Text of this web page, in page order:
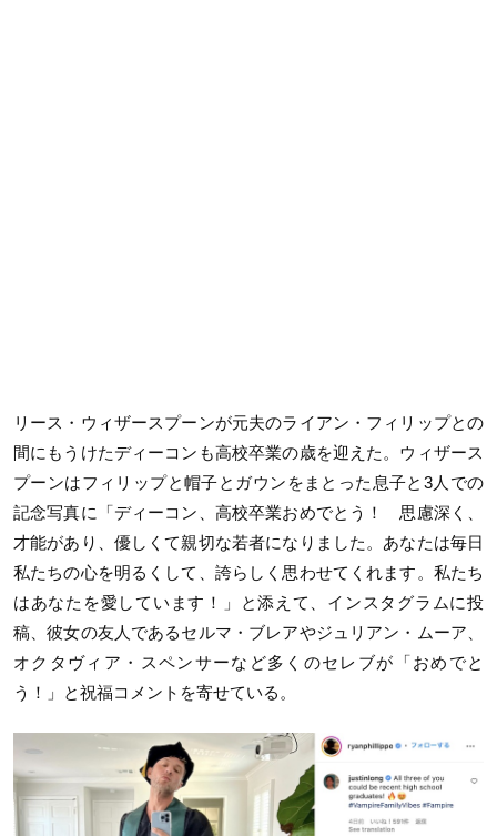
リース・ウィザースプーンが元夫のライアン・フィリップとの
間にもうけたディーコンも高校卒業の歳を迎えた。ウィザース
プーンはフィリップと帽子とガウンをまとった息子と3人での
記念写真に「ディーコン、高校卒業おめでとう！ 思慮深く、
才能があり、優しくて親切な若者になりました。あなたは毎日
私たちの心を明るくして、誇らしく思わせてくれます。私たち
はあなたを愛しています！」と添えて、インスタグラムに投
稿、彼女の友人であるセルマ・ブレアやジュリアン・ムーア、
オクタヴィア・スペンサーなど多くのセレブが「おめでと
う！」と祝福コメントを寄せている。